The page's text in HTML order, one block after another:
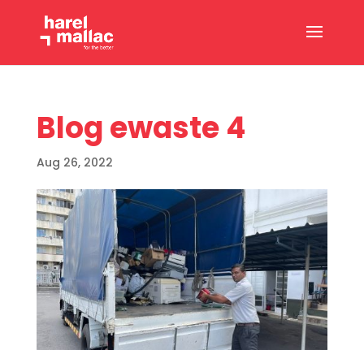
Blog ewaste 4
Aug 26, 2022